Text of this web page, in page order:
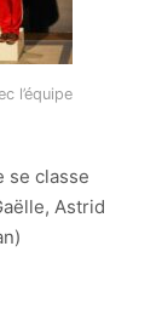
l’équipe
se classe
Astrid